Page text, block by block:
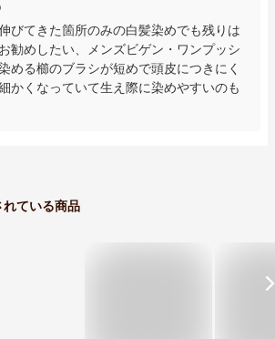
びてきた箇所のみの白髪染めでも残りは
勧めしたい、メンズビゲン・ワンプッシ
める櫛のブラシが短めで頭皮につきにく
かくなっていて生え際に染めやすいのも
れている商品